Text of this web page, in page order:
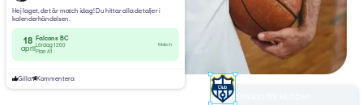
Hemsida för klubben
Hej laget, det är match idag! Du hittar alla detaljer i
kalenderhändelsen.
18
april
Falcons BC
Lördag 12:00
Plan A1
Match
Gilla Kommentera